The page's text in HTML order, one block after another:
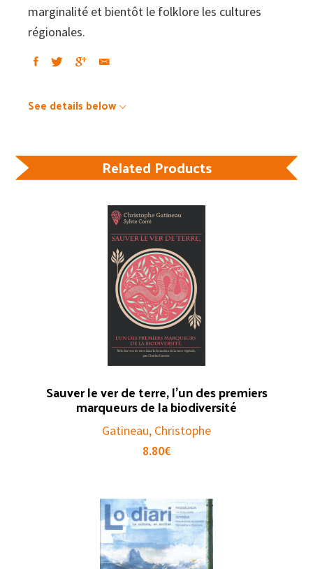
marginalité et bientôt le folklore les cultures
régionales.
See details below
Related Products
Sauver le ver de terre, l’un des premiers
marqueurs de la biodiversité
Gatineau, Christophe
8.80€